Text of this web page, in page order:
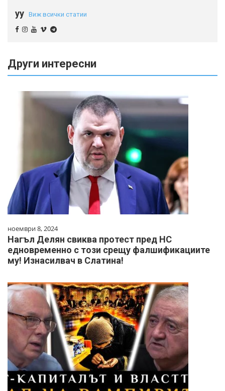
yy Виж всички статии
Други интересни
ноември 8, 2024
Нагъл Делян свиква протест пред НС
едновременно с този срещу фалшификациите
му! Изнасилвач в Слатина!